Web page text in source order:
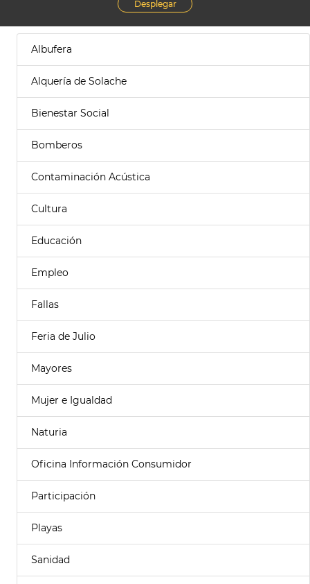
Desplegar
Albufera
Alquería de Solache
Bienestar Social
Bomberos
Contaminación Acústica
Cultura
Educación
Empleo
Fallas
Feria de Julio
Mayores
Mujer e Igualdad
Naturia
Oficina Información Consumidor
Participación
Playas
Sanidad